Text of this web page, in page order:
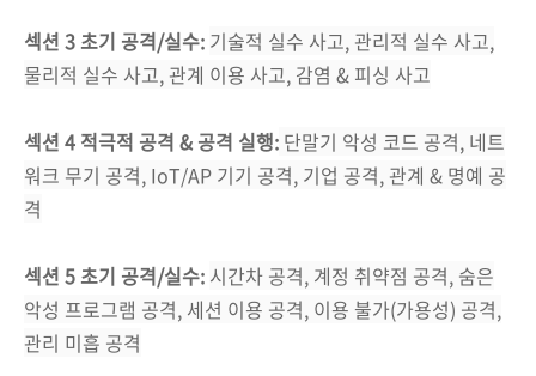
섹션 3 초기 공격/실수: 기술적 실수 사고, 관리적 실수 사고,
물리적 실수 사고, 관계 이용 사고, 감염 & 피싱 사고
섹션 4 적극적 공격 & 공격 실행: 단말기 악성 코드 공격, 네트
워크 무기 공격, IoT/AP 기기 공격, 기업 공격, 관계 & 명예 공
격
섹션 5 초기 공격/실수: 시간차 공격, 계정 취약점 공격, 숨은
악성 프로그램 공격, 세션 이용 공격, 이용 불가(가용성) 공격,
관리 미흡 공격